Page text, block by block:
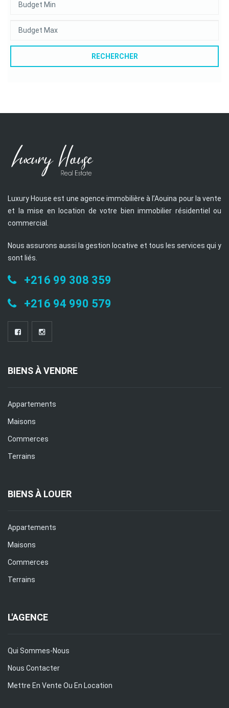
RECHERCHER
Luxury House est une agence immobilière à l’Aouina pour la vente
et la mise en location de votre bien immobilier résidentiel ou
commercial.
Nous assurons aussi la gestion locative et tous les services qui y
sont liés.
+216 99 308 359
+216 94 990 579
BIENS À VENDRE
Appartements
Maisons
Commerces
Terrains
BIENS À LOUER
Appartements
Maisons
Commerces
Terrains
L'AGENCE
Qui Sommes-Nous
Nous Contacter
Mettre En Vente Ou En Location